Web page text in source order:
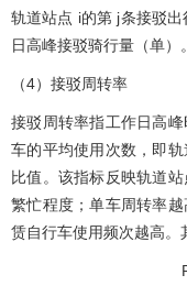
轨道站点 i的第 j条接驳出
日高峰接驳骑行量（单）。
（4）接驳周转率
接驳周转率指工作日高
车的平均使用次数，即
比值。该指标反映轨道
繁忙程度；单车周转率
赁自行车使用频次越高。